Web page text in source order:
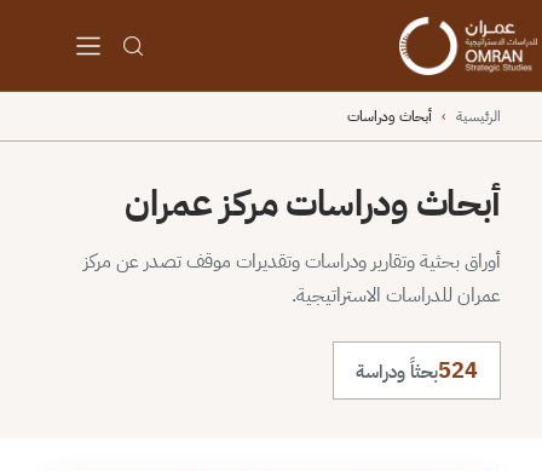
الرئيسية › أبحاث ودراسات
أبحاث ودراسات مركز عمران
أوراق بحثية وتقارير ودراسات وتقديرات موقف تصدر عن مركز
عمران للدراسات الاستراتيجية.
524بحثاً ودراسة